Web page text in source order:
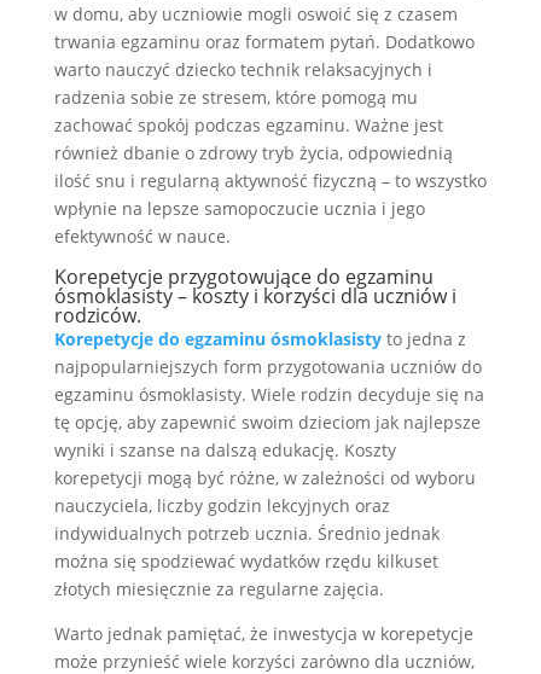
w domu, aby uczniowie mogli oswoić się z czasem
trwania egzaminu oraz formatem pytań. Dodatkowo
warto nauczyć dziecko technik relaksacyjnych i
radzenia sobie ze stresem, które pomogą mu
zachować spokój podczas egzaminu. Ważne jest
również dbanie o zdrowy tryb życia, odpowiednią
ilość snu i regularną aktywność fizyczną – to wszystko
wpłynie na lepsze samopoczucie ucznia i jego
efektywność w nauce.
Korepetycje przygotowujące do egzaminu
ósmoklasisty – koszty i korzyści dla uczniów i
rodziców.
Korepetycje do egzaminu ósmoklasistyto jedna z
najpopularniejszych form przygotowania uczniów do
egzaminu ósmoklasisty. Wiele rodzin decyduje się na
tę opcję, aby zapewnić swoim dzieciom jak najlepsze
wyniki i szanse na dalszą edukację. Koszty
korepetycji mogą być różne, w zależności od wyboru
nauczyciela, liczby godzin lekcyjnych oraz
indywidualnych potrzeb ucznia. Średnio jednak
można się spodziewać wydatków rzędu kilkuset
złotych miesięcznie za regularne zajęcia.
Warto jednak pamiętać, że inwestycja w korepetycje
może przynieść wiele korzyści zarówno dla uczniów,